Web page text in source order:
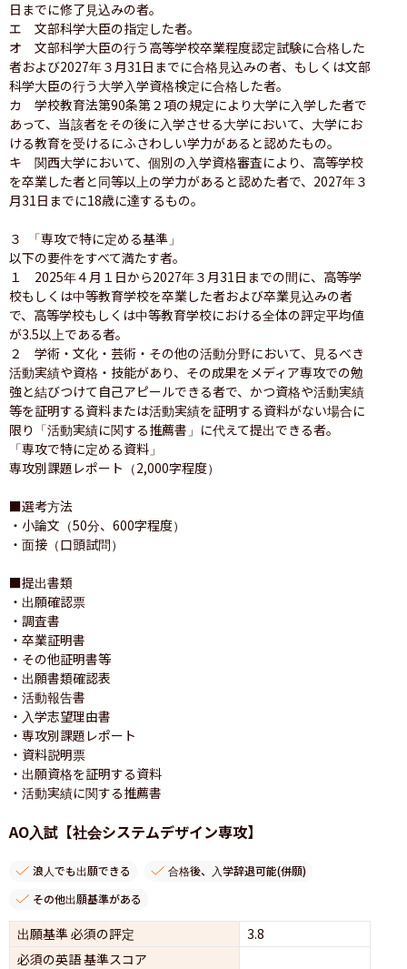
日までに修了見込みの者。
エ　文部科学大臣の指定した者。
オ　文部科学大臣の行う高等学校卒業程度認定試験に合格した
者および2027年３月31日までに合格見込みの者、もしくは文部
科学大臣の行う大学入学資格検定に合格した者。
カ　学校教育法第90条第２項の規定により大学に入学した者で
あって、当該者をその後に入学させる大学において、大学にお
ける教育を受けるにふさわしい学力があると認めたもの。
キ　関西大学において、個別の入学資格審査により、高等学校
を卒業した者と同等以上の学力があると認めた者で、2027年３
月31日までに18歳に達するもの。
３ 「専攻で特に定める基準」
以下の要件をすべて満たす者。
１　2025年４月１日から2027年３月31日までの間に、高等学
校もしくは中等教育学校を卒業した者および卒業見込みの者
で、高等学校もしくは中等教育学校における全体の評定平均値
が3.5以上である者。
２　学術・文化・芸術・その他の活動分野において、見るべき
活動実績や資格・技能があり、その成果をメディア専攻での勉
強と結びつけて自己アピールできる者で、かつ資格や活動実績
等を証明する資料または活動実績を証明する資料がない場合に
限り「活動実績に関する推薦書」に代えて提出できる者。
「専攻で特に定める資料」
専攻別課題レポート（2,000字程度）
■選考方法
・小論文（50分、600字程度）
・面接（口頭試問）
■提出書類
・出願確認票
・調査書
・卒業証明書
・その他証明書等
・出願書類確認表
・活動報告書
・入学志望理由書
・専攻別課題レポート
・資料説明票
・出願資格を証明する資料
・活動実績に関する推薦書
AO入試【社会システムデザイン専攻】
浪人でも出願できる
合格後、入学辞退可能(併願)
その他出願基準がある
出願基準 必須の評定
3.8
必須の英語 基準スコア